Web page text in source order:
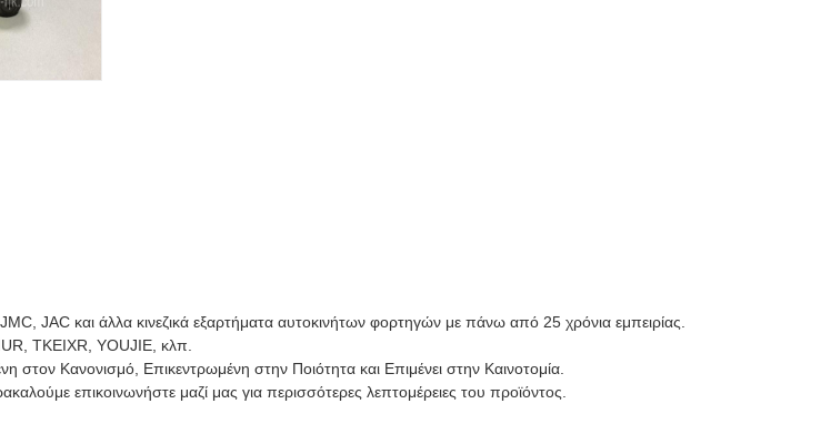
JAC και άλλα κινεζικά εξαρτήματα αυτοκινήτων φορτηγών με πάνω από 25 χρόνια εμπειρίας.
TKEIXR, YOUJIE, κλπ.
Κανονισμό, Επικεντρωμένη στην Ποιότητα και Επιμένει στην Καινοτομία.
επικοινωνήστε μαζί μας για περισσότερες λεπτομέρειες του προϊόντος.